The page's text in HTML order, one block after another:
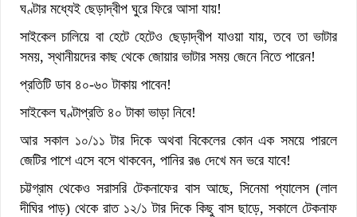
ঘণ্টার মধ্যেই ছেড়াদ্বীপ ঘুরে ফিরে আসা যায়!
সাইকেল চালিয়ে বা হেটে হেটেও ছেড়াদ্বীপ যাওয়া যায়, তবে তা ভাটার
সময়, স্থানীয়দের কাছ থেকে জোয়ার ভাটার সময় জেনে নিতে পারেন!
প্রতিটি ডাব ৪০-৬০ টাকায় পাবেন!
সাইকেল ঘণ্টাপ্রতি ৪০ টাকা ভাড়া নিবে!
আর সকাল ১০/১১ টার দিকে অথবা বিকেলের কোন এক সময়ে পারলে
জেটির পাশে এসে বসে থাকবেন, পানির রঙ দেখে মন ভরে যাবে!
চট্টগ্রাম থেকেও সরাসরি টেকনাফের বাস আছে, সিনেমা প্যালেস (লাল
দীঘির পাড়) থেকে রাত ১২/১ টার দিকে কিছু বাস ছাড়ে, সকালে টেকনাফ